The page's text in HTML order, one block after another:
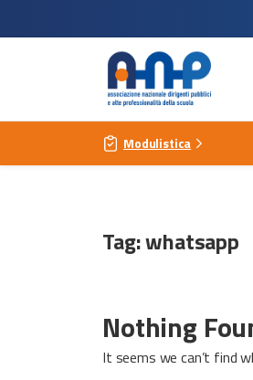
Modulistica
Tag:whatsapp
Nothing
It seems we can’t find